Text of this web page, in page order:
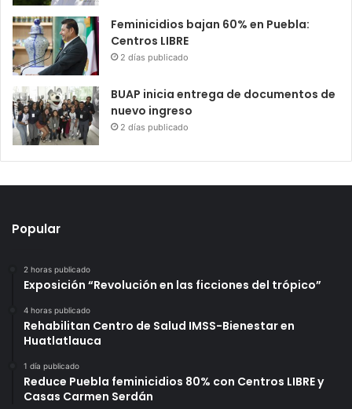
Feminicidios bajan 60% en Puebla:
Centros LIBRE
2 días publicado
BUAP inicia entrega de documentos de
nuevo ingreso
2 días publicado
Popular
2 horas publicado
Exposición “Revolución en las ficciones del trópico”
4 horas publicado
Rehabilitan Centro de Salud IMSS-Bienestar en
Huatlatlauca
1 día publicado
Reduce Puebla feminicidios 80% con Centros LIBRE y
Casas Carmen Serdán